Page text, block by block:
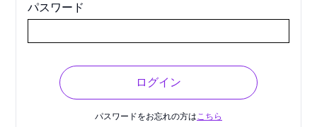
パスワード
ログイン
パスワードをお忘れの方はこちら